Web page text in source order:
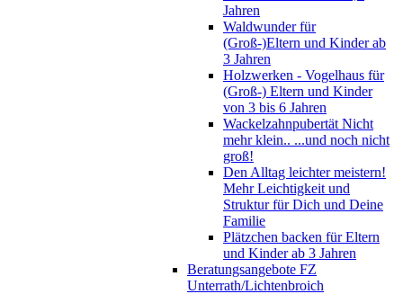
Jahren
Waldwunder für
(Groß-)Eltern und Kinder ab
3 Jahren
Holzwerken - Vogelhaus für
(Groß-) Eltern und Kinder
von 3 bis 6 Jahren
Wackelzahnpubertät Nicht
mehr klein.. ...und noch nicht
groß!
Den Alltag leichter meistern!
Mehr Leichtigkeit und
Struktur für Dich und Deine
Familie
Plätzchen backen für Eltern
und Kinder ab 3 Jahren
Beratungsangebote FZ
Unterrath/Lichtenbroich